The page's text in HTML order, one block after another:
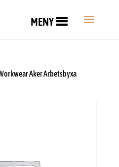
MENY
Aker Arbetsbyxa